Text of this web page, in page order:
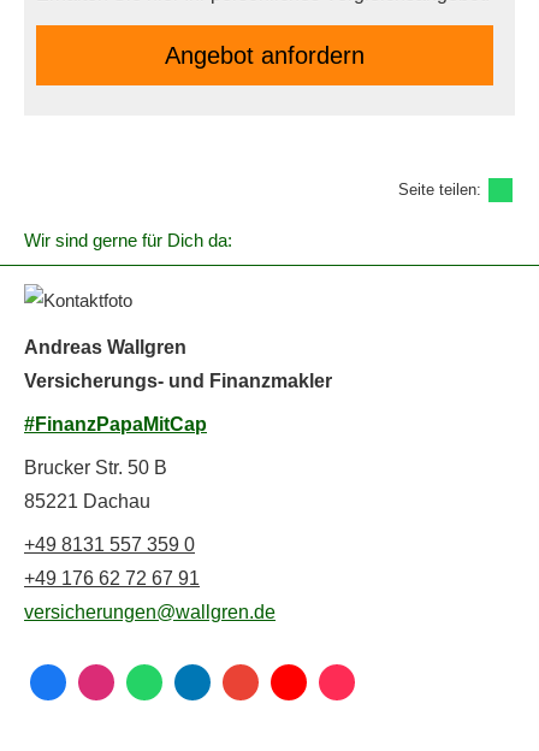
An­ge­bot an­for­dern
Seite teilen:
Wir sind gerne für Dich da:
Andreas Wallgren
Versicherungs- und Finanzmakler
#FinanzPapaMitCap
Brucker Str. 50 B
85221 Dachau
+49 8131 557 359 0
+49 176 62 72 67 91
versicherungen@wallgren.de